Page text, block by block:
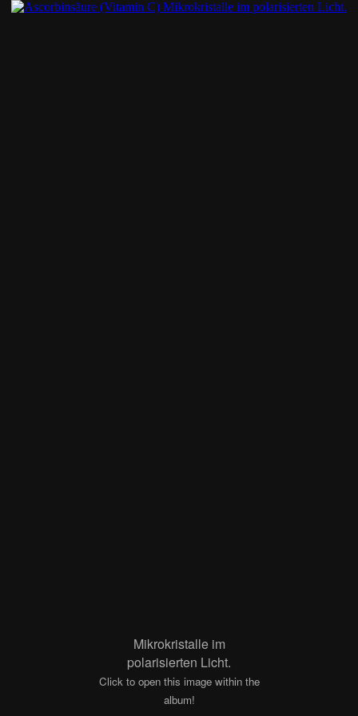
Mikrokristalle im
polarisierten Licht.
Click to open this image within the
album!